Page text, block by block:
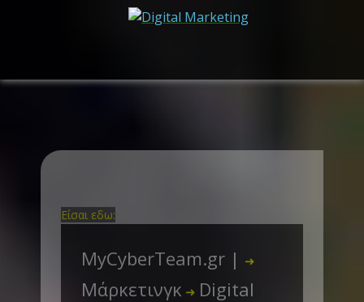
Είσαι εδω:
MyCyberTeam.gr | ➜
Μάρκετινγκ ➜ Digital